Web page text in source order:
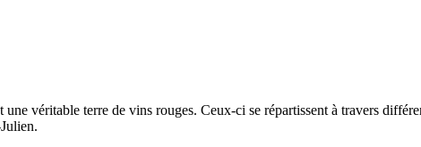
véritable terre de vins rouges. Ceux-ci se répartissent à travers